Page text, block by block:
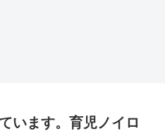
います。育児ノイロ